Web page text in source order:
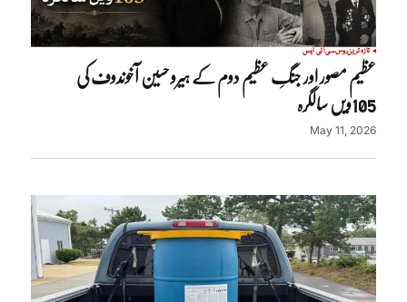
تازہ ترینروسسی آئی ایس
عظیم مصور اور جنگِ عظیم دوم کے ہیرو حسین آخوندوف کی
105ویں سالگرہ
May 11, 2026